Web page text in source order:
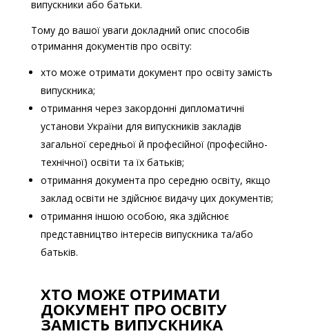
випускники або батьки.
Тому до вашої уваги докладний опис способів
отримання документів про освіту:
хто може отримати документ про освіту замість
випускника;
отримання через закордонні дипломатичні
установи України для випускників закладів
загальної середньої й професійної (професійно-
технічної) освіти та їх батьків;
отримання документа про середню освіту, якщо
заклад освіти не здійснює видачу цих документів;
отримання іншою особою, яка здійснює
представництво інтересів випускника та/або
батьків.
ХТО МОЖЕ ОТРИМАТИ
ДОКУМЕНТ ПРО ОСВІТУ
ЗАМІСТЬ ВИПУСКНИКА